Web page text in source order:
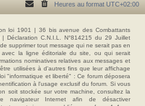
Heures au format UTC+02:00
loi 1901 | 36 bis avenue des Combattants
| Déclaration C.N.I.L. N°814215 du 29 Juillet
supprimer tout message qui ne serait pas en
la ligne éditoriale du site, ou qui serait
nominatives relatives aux messages et
utilisées à d'autres fins que leur affichage
"informatique et liberté" : Ce forum déposera
à l'usage exclusif du forum. Si vous
soit stockée sur votre machine, consultez la
navigateur Internet afin de désactiver